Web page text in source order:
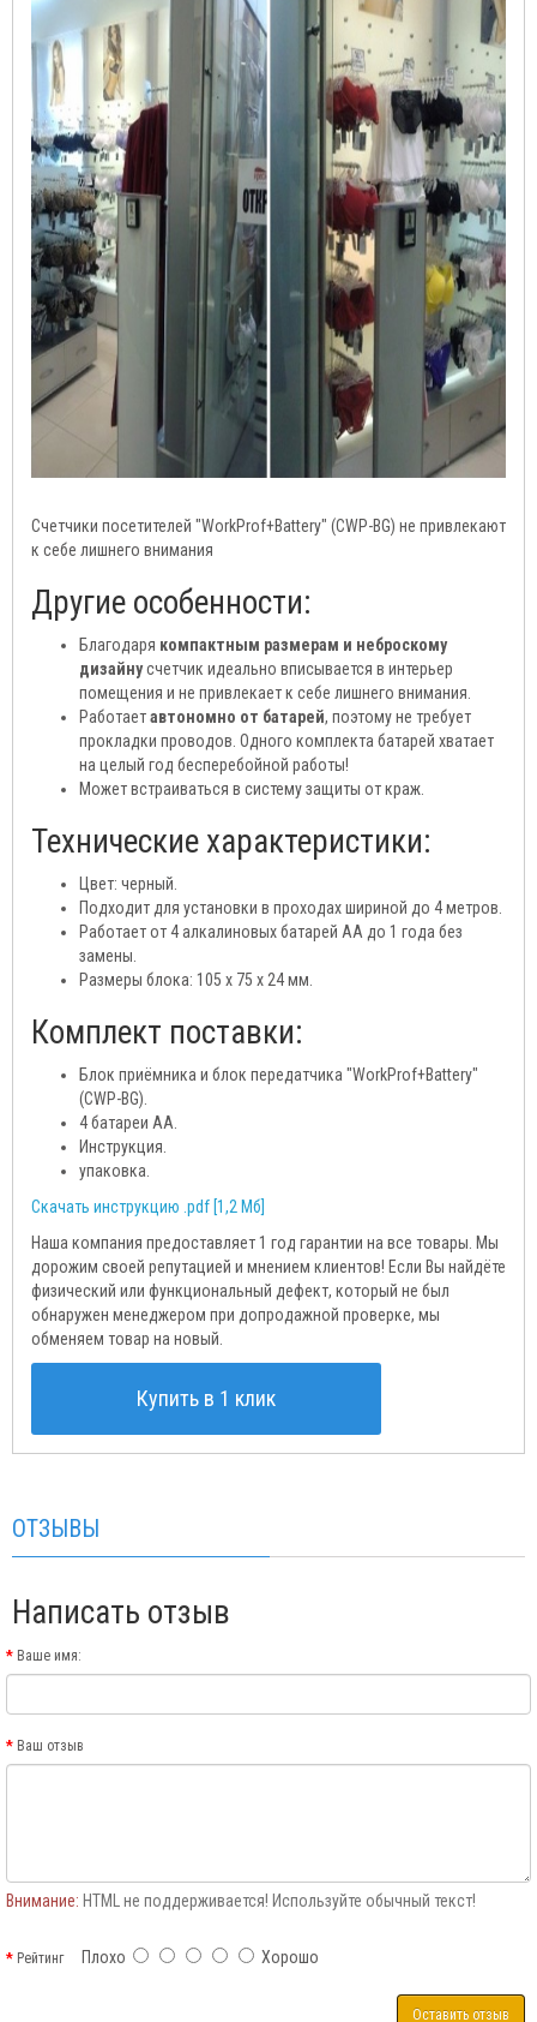
Счетчики посетителей "WorkProf+Battery" (CWP-BG) не привлекают
к себе лишнего внимания
Другие особенности:
Благодаря компактным размерам и неброскому
дизайнусчетчик идеально вписывается в интерьер
помещения и не привлекает к себе лишнего внимания.
Работаетавтономно от батарей, поэтому не требует
прокладки проводов. Одного комплекта батарей хватает
на целый год бесперебойной работы!
Может встраиваться в систему защиты от краж.
Технические характеристики:
Цвет: черный.
Подходит для установки в проходах шириной до 4 метров.
Работает от 4 алкалиновых батарей АA до 1 года без
замены.
Размеры блока: 105 х 75 х 24 мм.
Комплект поставки:
Блок приёмника и блок передатчика "WorkProf+Battery"
(CWP-BG).
4 батареи АА.
Инструкция.
упаковка.
Скачать инструкцию .pdf [1,2 Мб]
Наша компания предоставляет 1 год гарантии на все товары. Мы
дорожим своей репутацией и мнением клиентов! Если Вы найдёте
физический или функциональный дефект, который не был
обнаружен менеджером при допродажной проверке, мы
обменяем товар на новый.
Купить в 1 клик
ОТЗЫВЫ
Написать отзыв
Ваше имя:
Ваш отзыв
Внимание: HTML не поддерживается! Используйте обычный текст!
РейтингПлохо Хорошо
Оставить отзыв